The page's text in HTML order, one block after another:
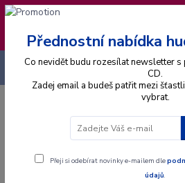
❣️ Od 4.8. do 13.8. čerpám
expedice objednávek se
14.8.2026
+420 725 736 293
Přednostní nabídka
Co nevidět budu rozesílat newsletter s
CD.
Zadej email a budeš patřit mezi
vybrat.
Přeji si odebírat novinky e-mailem dle
údajů.